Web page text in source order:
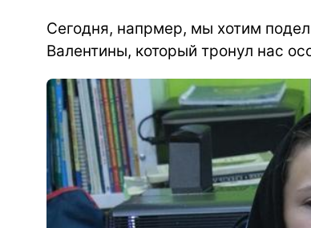
Сегодня, напрмер, мы хотим
Валентины, который тронул нас